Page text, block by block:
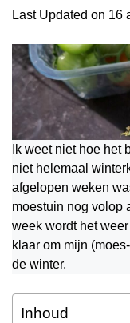
Last Updated on 16
Ik weet niet hoe het
niet helemaal
afgelopen weken
moestuin nog volop
week wordt het
klaar om mijn
de winter.
Inhoud